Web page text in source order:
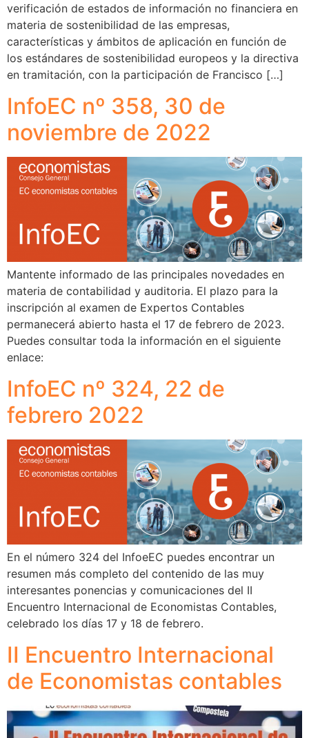
verificación de estados de información no financiera en
materia de sostenibilidad de las empresas,
características y ámbitos de aplicación en función de
los estándares de sostenibilidad europeos y la directiva
en tramitación, con la participación de Francisco […]
InfoEC nº 358, 30 de
noviembre de 2022
Mantente informado de las principales novedades en
materia de contabilidad y auditoria. El plazo para la
inscripción al examen de Expertos Contables
permanecerá abierto hasta el 17 de febrero de 2023.
Puedes consultar toda la información en el siguiente
enlace:
InfoEC nº 324, 22 de
febrero 2022
En el número 324 del InfoeEC puedes encontrar un
resumen más completo del contenido de las muy
interesantes ponencias y comunicaciones del II
Encuentro Internacional de Economistas Contables,
celebrado los días 17 y 18 de febrero.
II Encuentro Internacional
de Economistas contables